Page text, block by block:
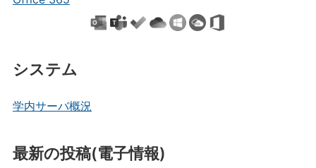
システム
学内サーバ概況
最新の投稿(電子情報)